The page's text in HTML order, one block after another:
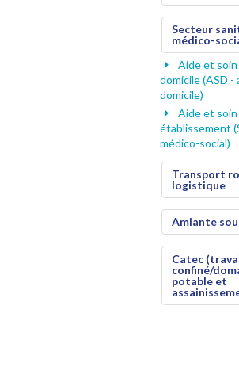
Secteur
médico-
Aide et soin
domicile (ASD -
domicile)
Aide et soin
établissement
médico-social)
Transport
logistique
Amiante
Catec
confiné/
potable et